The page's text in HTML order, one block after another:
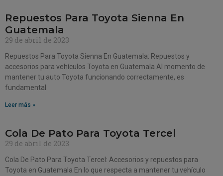
Repuestos Para Toyota Sienna En
Guatemala
29 de abril de 2023
Repuestos Para Toyota Sienna En Guatemala: Repuestos y
accesorios para vehículos Toyota en Guatemala Al momento de
mantener tu auto Toyota funcionando correctamente, es
fundamental
Leer más »
Cola De Pato Para Toyota Tercel
29 de abril de 2023
Cola De Pato Para Toyota Tercel: Accesorios y repuestos para
Toyota en Guatemala En lo que respecta a mantener tu vehículo